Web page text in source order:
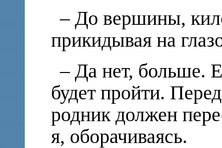
– До вершины,
прикидывая на
– Да нет, больше.
будет пройти.
родник должен
я, оборачиваясь.